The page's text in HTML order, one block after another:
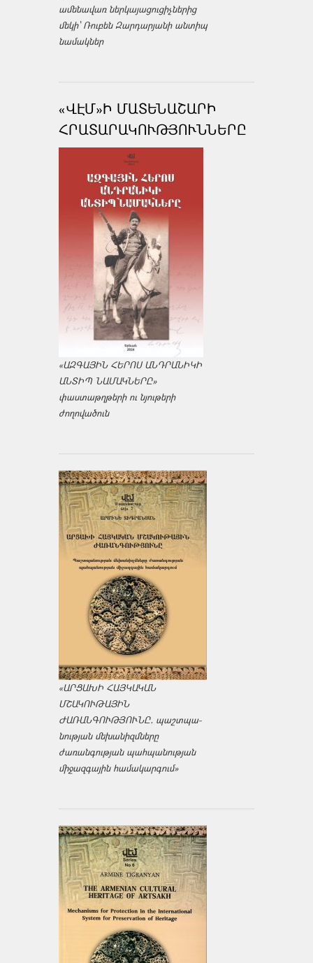
ամենավառ ներկայացուցիչներից
մեկի՝ Ռուբեն Զարդարյանի անտիպ
նամակներ
«ՎԷՄ»Ի ՄԱՏԵՆԱՇԱՐԻ
ՀՐԱՏԱՐԱԿՈՒԹՅՈՒՆՆԵՐԸ
«ԱԶԳԱՅԻՆ ՀԵՐՈՍ ԱՆԴՐԱՆԻԿԻ
ԱՆՏԻՊ ՆԱՄԱԿՆԵՐԸ»
փաստաթղթերի ու նյութերի
ժողովածուն
«ԱՐՑԱԽԻ ՀԱՅԿԱԿԱՆ
ՄՇԱԿՈՒԹԱՅԻՆ
ԺԱՌԱՆԳՈՒԹՅՈՒՆԸ․ պաշտպա­
նության մեխանիզմները
ժառանգության պահպանության
միջազ­գային համակարգում»